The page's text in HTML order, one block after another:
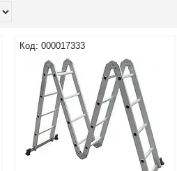
000017333